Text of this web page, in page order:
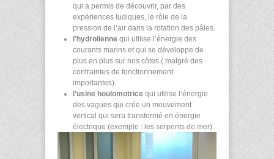
qui a permis de découvrir, par des
expériences ludiques, le rôle de la
pression de l’air dans la rotation des pâles.
l’hydrolienne qui utilise l’énergie des
courants marins et qui se développe de
plus en plus sur nos côtes ( malgré des
contraintes de fonctionnement
importantes).
l’usine houlomotrice qui utilise l’énergie
des vagues qui crée un mouvement
vertical qui sera transformé en énergie
électrique (exemple : les serpents de mer).